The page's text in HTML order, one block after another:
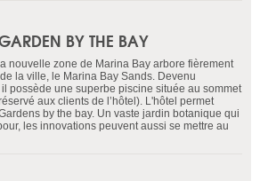
BY THE BAY
nouvelle zone de Marina Bay arbore fièrement
la ville, le Marina Bay Sands. Devenu
possède une superbe piscine située au sommet
aux clients de l’hôtel). L'hôtel permet
by the bay. Un vaste jardin botanique qui
les innovations peuvent aussi se mettre au